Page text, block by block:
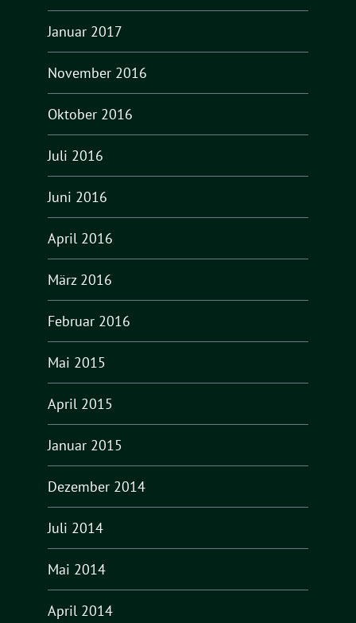
Januar 2017
November 2016
Oktober 2016
Juli 2016
Juni 2016
April 2016
März 2016
Februar 2016
Mai 2015
April 2015
Januar 2015
Dezember 2014
Juli 2014
Mai 2014
April 2014